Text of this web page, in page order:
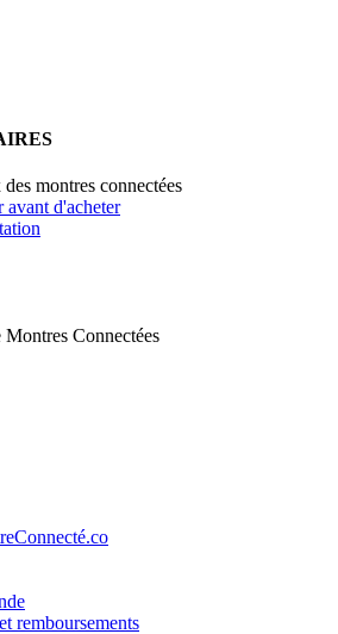
montres connectées
d'acheter
Connectées
remboursements